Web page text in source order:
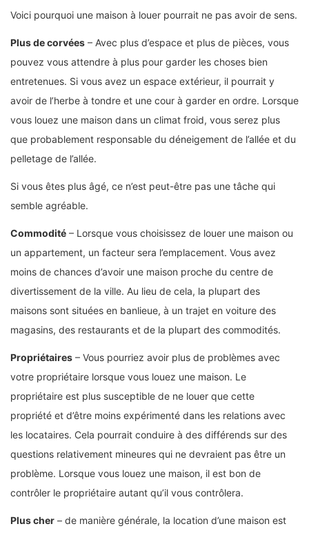
Voici pourquoi une maison à louer pourrait ne pas avoir de sens.
Plus de corvées – Avec plus d’espace et plus de pièces, vous
pouvez vous attendre à plus pour garder les choses bien
entretenues. Si vous avez un espace extérieur, il pourrait y
avoir de l’herbe à tondre et une cour à garder en ordre. Lorsque
vous louez une maison dans un climat froid, vous serez plus
que probablement responsable du déneigement de l’allée et du
pelletage de l’allée.
Si vous êtes plus âgé, ce n’est peut-être pas une tâche qui
semble agréable.
Commodité – Lorsque vous choisissez de louer une maison ou
un appartement, un facteur sera l’emplacement. Vous avez
moins de chances d’avoir une maison proche du centre de
divertissement de la ville. Au lieu de cela, la plupart des
maisons sont situées en banlieue, à un trajet en voiture des
magasins, des restaurants et de la plupart des commodités.
Propriétaires – Vous pourriez avoir plus de problèmes avec
votre propriétaire lorsque vous louez une maison. Le
propriétaire est plus susceptible de ne louer que cette
propriété et d’être moins expérimenté dans les relations avec
les locataires. Cela pourrait conduire à des différends sur des
questions relativement mineures qui ne devraient pas être un
problème. Lorsque vous louez une maison, il est bon de
contrôler le propriétaire autant qu’il vous contrôlera.
Plus cher – de manière générale, la location d’une maison est